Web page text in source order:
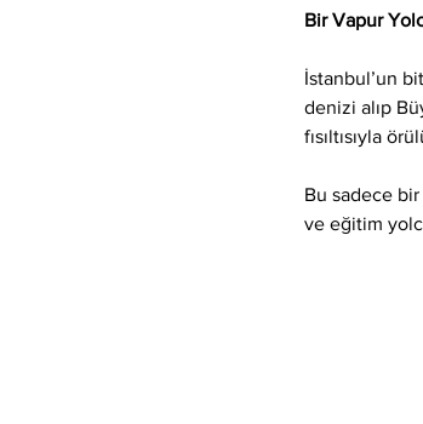
Bir Vapur
İstanbul’un
denizi alıp
fısıltısıyla
Bu sadece
ve eğitim